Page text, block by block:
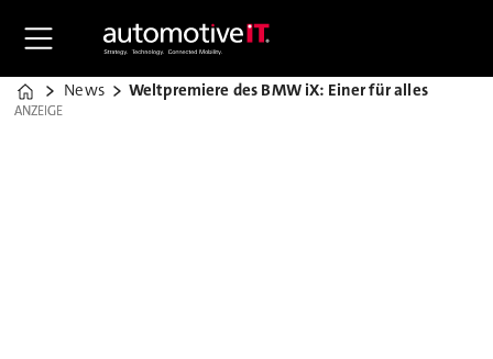
Home
News Weltpremiere des BMW iX: Einer für alles
ANZEIGE
ANZEIGE